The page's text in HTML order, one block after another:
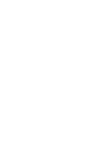
Sistemi Geniş
Çözümü
sistemi, geniş alanlarda
kurulum ve yönetim
Hangi